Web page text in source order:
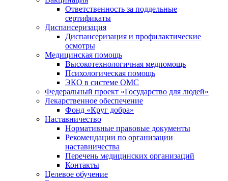
Ответственность за поддельные
сертификаты
Диспансеризация
Диспансеризация и профилактические
осмотры
Медицинская помощь
Высокотехнологичная медпомощь
Психологическая помощь
ЭКО в системе ОМС
Федеральный проект «Государство для людей»
Лекарственное обеспечение
Фонд «Круг добра»
Наставничество
Нормативные правовые документы
Рекомендации по организации
наставничества
Перечень медицинских организаций
Контакты
Целевое обучение